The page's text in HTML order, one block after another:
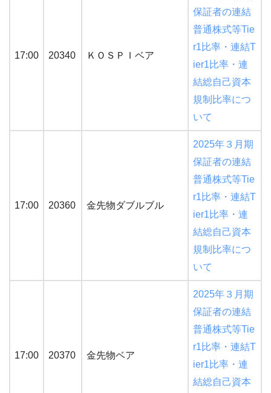
17:00 20340 ＫＯＳＰＩベア
保証者の連結
普通株式等Tie
r1比率・連結T
ier1比率・連
結総自己資本
規制比率につ
いて
17:00 20360 金先物ダブルブル
2025年３月期
保証者の連結
普通株式等Tie
r1比率・連結T
ier1比率・連
結総自己資本
規制比率につ
いて
17:00 20370 金先物ベア
2025年３月期
保証者の連結
普通株式等Tie
r1比率・連結T
ier1比率・連
結総自己資本